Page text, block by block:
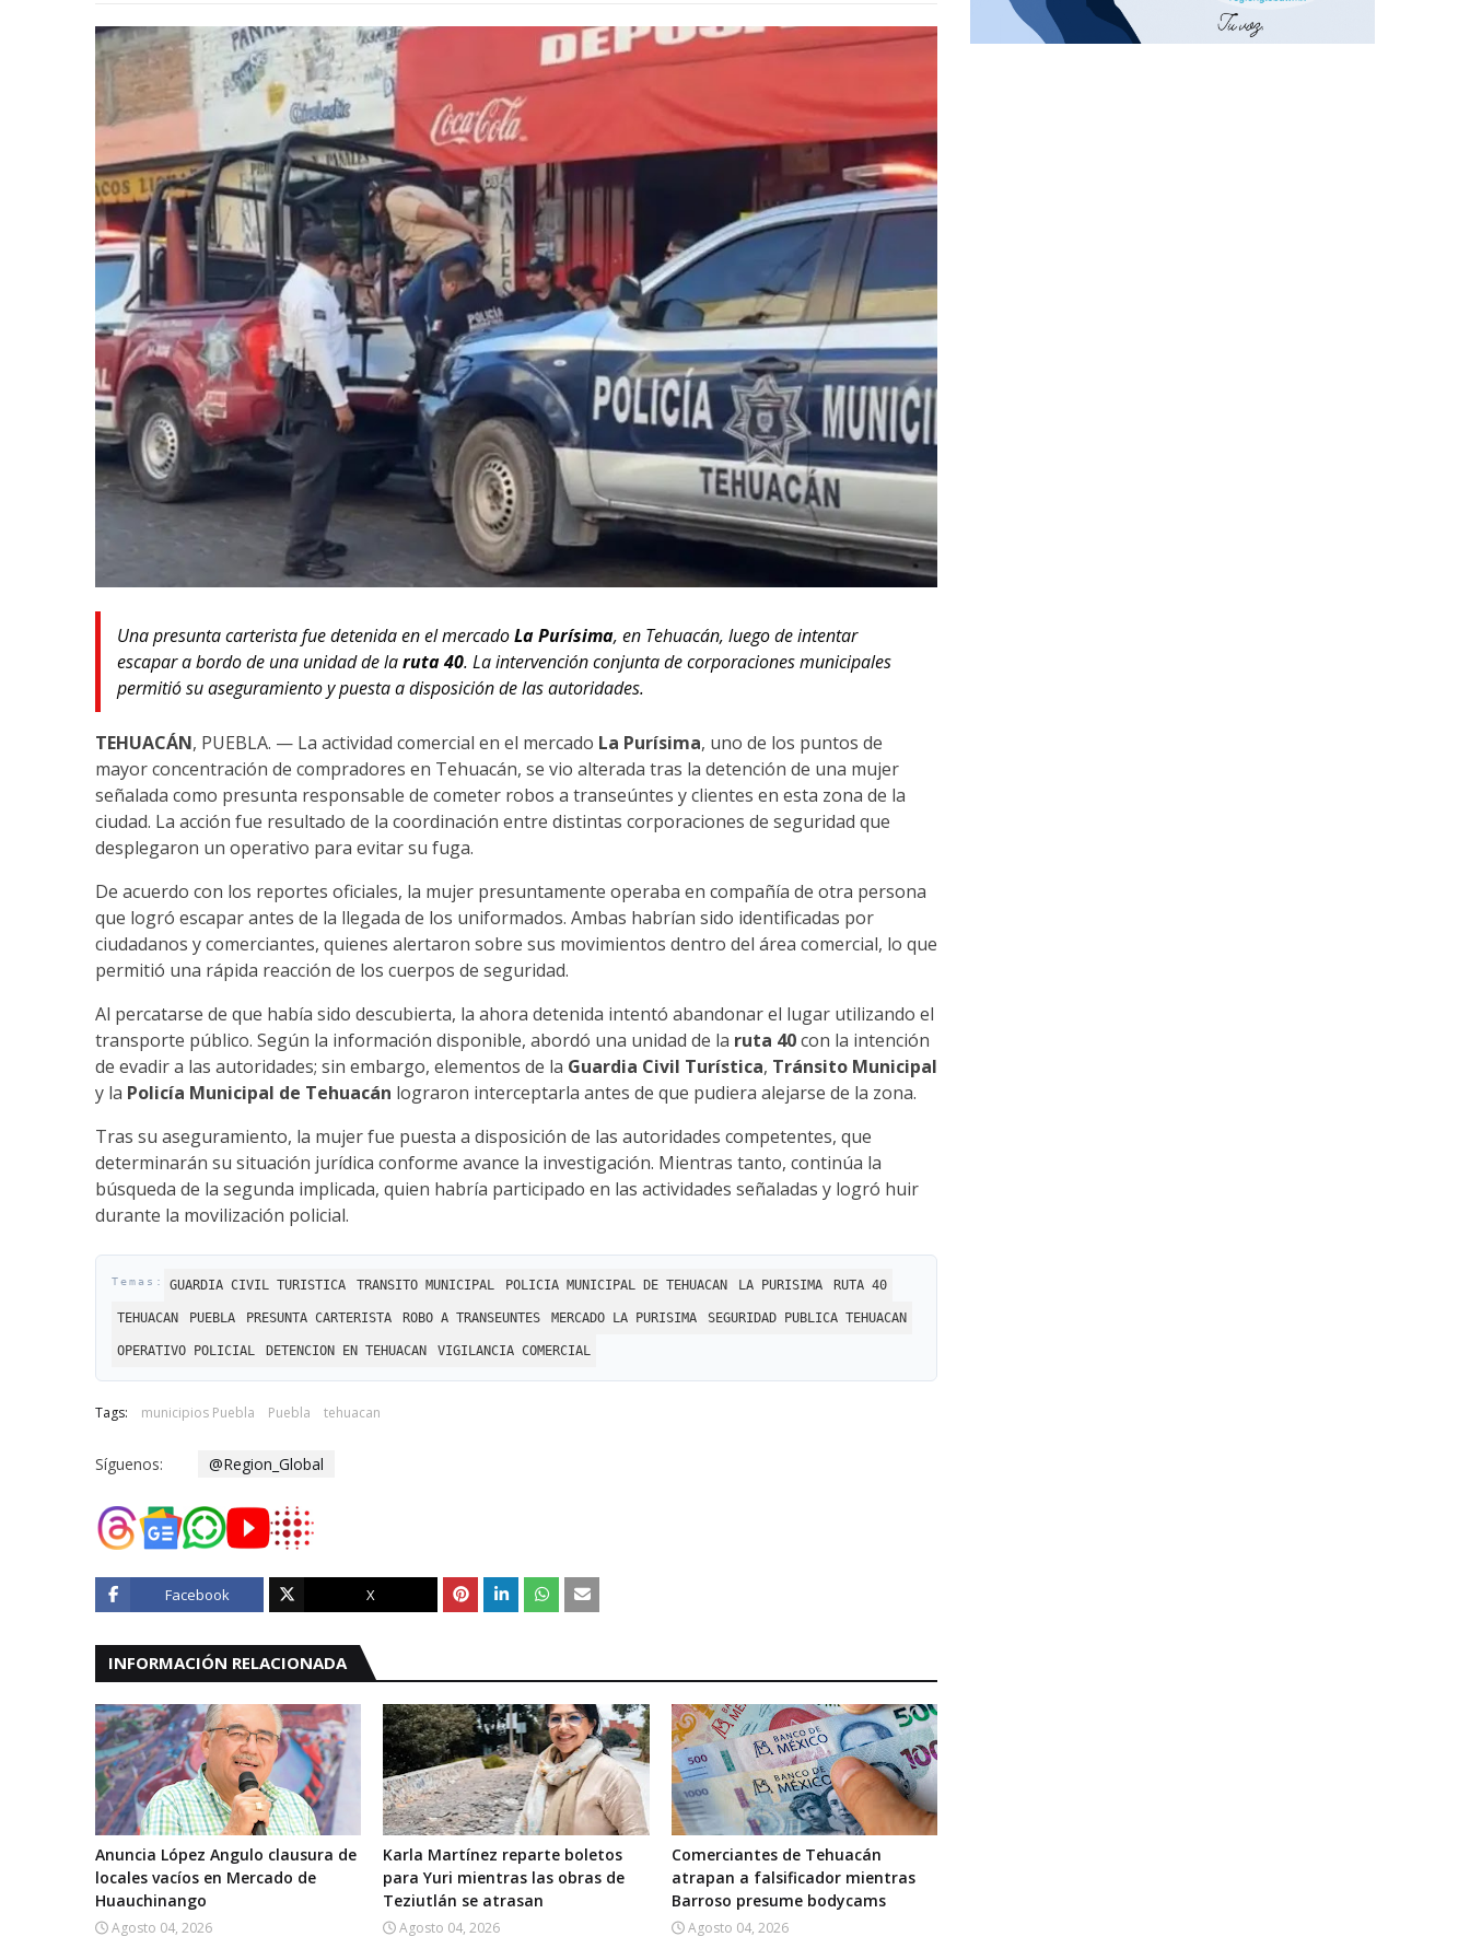
Una presunta carterista fue detenida en el mercadoLa Purísima, en Tehuacán, luego de intentar
escapar a bordo de una unidad de laruta 40. La intervención conjunta de corporaciones municipales
permitió su aseguramiento y puesta a disposición de las autoridades.
TEHUACÁN, PUEBLA. — La actividad comercial en el mercado La Purísima, uno de los puntos de
mayor concentración de compradores en Tehuacán, se vio alterada tras la detención de una mujer
señalada como presunta responsable de cometer robos a transeúntes y clientes en esta zona de la
ciudad. La acción fue resultado de la coordinación entre distintas corporaciones de seguridad que
desplegaron un operativo para evitar su fuga.
De acuerdo con los reportes oficiales, la mujer presuntamente operaba en compañía de otra persona
que logró escapar antes de la llegada de los uniformados. Ambas habrían sido identificadas por
ciudadanos y comerciantes, quienes alertaron sobre sus movimientos dentro del área comercial, lo que
permitió una rápida reacción de los cuerpos de seguridad.
Al percatarse de que había sido descubierta, la ahora detenida intentó abandonar el lugar utilizando el
transporte público. Según la información disponible, abordó una unidad de la ruta 40con la intención
de evadir a las autoridades; sin embargo, elementos de la Guardia Civil Turística, Tránsito Municipal
y la Policía Municipal de Tehuacán lograron interceptarla antes de que pudiera alejarse de la zona.
Tras su aseguramiento, la mujer fue puesta a disposición de las autoridades competentes, que
determinarán su situación jurídica conforme avance la investigación. Mientras tanto, continúa la
búsqueda de la segunda implicada, quien habría participado en las actividades señaladas y logró huir
durante la movilización policial.
GUARDIA CIVIL TURISTICA TRANSITO MUNICIPAL POLICIA MUNICIPAL DE TEHUACAN LA PURISIMA RUTA 40
TEHUACAN PUEBLA PRESUNTA CARTERISTA ROBO A TRANSEUNTES MERCADO LA PURISIMA SEGURIDAD PUBLICA TEHUACAN
OPERATIVO POLICIAL DETENCION EN TEHUACAN VIGILANCIA COMERCIAL
Tags: municipios Puebla Puebla tehuacan
Síguenos: @Region_Global
Facebook X
INFORMACIÓN RELACIONADA
Anuncia López Angulo clausura de
locales vacíos en Mercado de
Huauchinango
Agosto 04, 2026
Karla Martínez reparte boletos
para Yuri mientras las obras de
Teziutlán se atrasan
Agosto 04, 2026
Comerciantes de Tehuacán
atrapan a falsificador mientras
Barroso presume bodycams
Agosto 04, 2026